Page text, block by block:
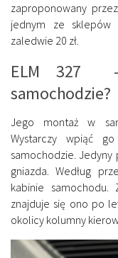
zaproponowany
jednym ze sklepów
zaledwie 20 zł.
ELM 327
samochodzie?
Jego montaż w
Wystarczy wpiąć
samochodzie.
gniazda. Według
kabinie samochodu.
znajduje się ono po
okolicy kolumny